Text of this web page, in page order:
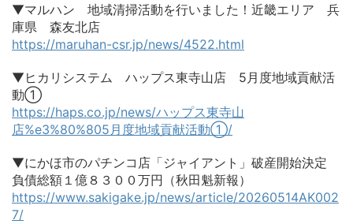
▼マルハン 地域清掃活動を行いました！近畿エリア 兵
庫県 森友北店
https://maruhan-csr.jp/news/4522.html
▼ヒカリシステム ハップス東寺山店 5月度地域貢献活
動①
https://haps.co.jp/news/ハップス東寺山
店%e3%80%805月度地域貢献活動①/
▼にかほ市のパチンコ店「ジャイアント」破産開始決定
負債総額１億８３００万円（秋田魁新報）
https://www.sakigake.jp/news/article/20260514AK002
7/